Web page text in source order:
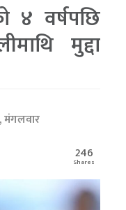
४ वर्षपछि
मुद्दा
मंगलवार
246
Shares